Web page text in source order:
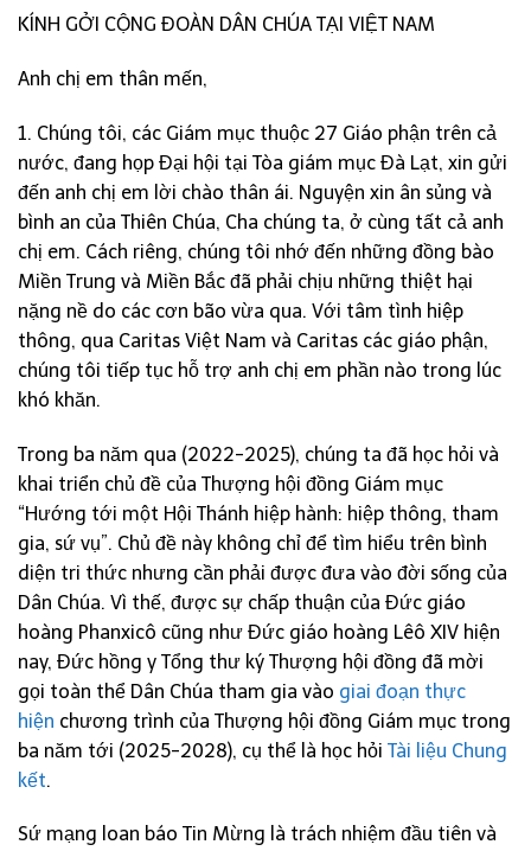
KÍNH GỞI CỘNG ĐOÀN DÂN CHÚA TẠI VIỆT NAM
Anh chị em thân mến,
1. Chúng tôi, các Giám mục thuộc 27 Giáo phận trên cả
nước, đang họp Đại hội tại Tòa giám mục Đà Lạt, xin gửi
đến anh chị em lời chào thân ái. Nguyện xin ân sủng và
bình an của Thiên Chúa, Cha chúng ta, ở cùng tất cả anh
chị em. Cách riêng, chúng tôi nhớ đến những đồng bào
Miền Trung và Miền Bắc đã phải chịu những thiệt hại
nặng nề do các cơn bão vừa qua. Với tâm tình hiệp
thông, qua Caritas Việt Nam và Caritas các giáo phận,
chúng tôi tiếp tục hỗ trợ anh chị em phần nào trong lúc
khó khăn.
Trong ba năm qua (2022-2025), chúng ta đã học hỏi và
khai triển chủ đề của Thượng hội đồng Giám mục
“Hướng tới một Hội Thánh hiệp hành: hiệp thông, tham
gia, sứ vụ”. Chủ đề này không chỉ để tìm hiểu trên bình
diện tri thức nhưng cần phải được đưa vào đời sống của
Dân Chúa. Vì thế, được sự chấp thuận của Đức giáo
hoàng Phanxicô cũng như Đức giáo hoàng Lêô XIV hiện
nay, Đức hồng y Tổng thư ký Thượng hội đồng đã mời
gọi toàn thể Dân Chúa tham gia vào giai đoạn thực
hiện chương trình của Thượng hội đồng Giám mục trong
ba năm tới (2025-2028), cụ thể là học hỏi Tài liệu Chung
kết.
Sứ mạng loan báo Tin Mừng là trách nhiệm đầu tiên và